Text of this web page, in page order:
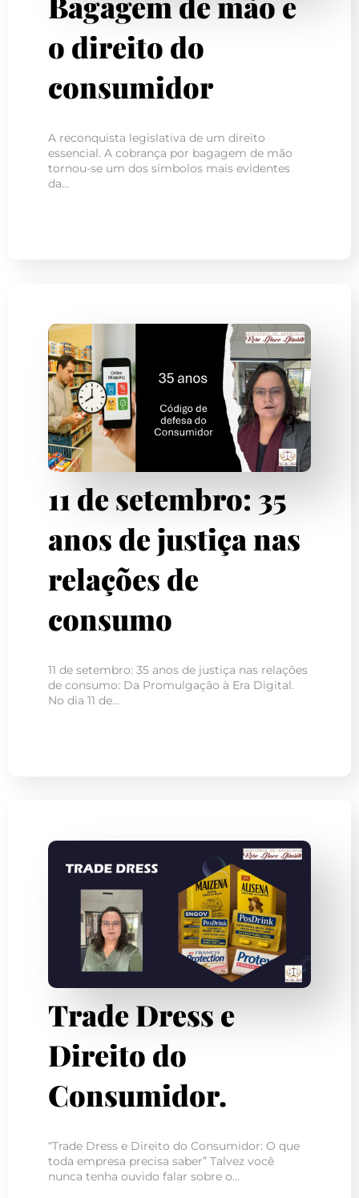
o direito do
consumidor
A reconquista legislativa de um direito
essencial. A cobrança por bagagem de mão
tornou-se um dos símbolos mais evidentes
da…
11 de setembro: 35
anos de justiça nas
relações de
consumo
11 de setembro: 35 anos de justiça nas relações
de consumo: Da Promulgação à Era Digital.
No dia 11 de…
Trade Dress e
Direito do
Consumidor.
“Trade Dress e Direito do Consumidor: O que
toda empresa precisa saber” Talvez você
nunca tenha ouvido falar sobre o…